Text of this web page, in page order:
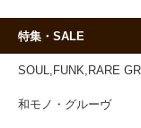
特集・SALE
SOUL,FUNK,RARE
和モノ・グルーヴ